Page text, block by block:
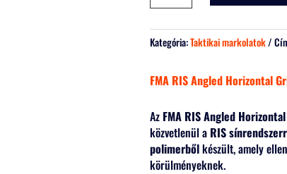
Angled
Grip
Kategória:Taktikai markolatok
FMA RIS Angled Horizontal
Az FMA RIS Angled
közvetlenül a RIS
polimerbőlkészült, amely
körülményeknek.